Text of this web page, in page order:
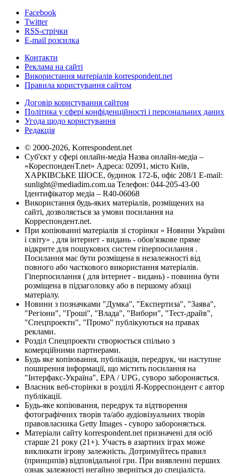
Facebook
Twitter
RSS-стрічки
E-mail розсилка
Контакти
Реклама на сайті
Використання матеріалів korrespondent.net
Правила користування сайтом
Договір користування сайтом
Політика у сфері конфіденційності і персональних даних
Угода щодо користування
Редакція
© 2000-2026, Korrespondent.net
Суб'єкт у сфері онлайн-медіа Назва онлайн-медіа –
«КореспонденТ.net» Адреса: 02091, місто Київ,
ХАРКІВСЬКЕ ШОСЕ, будинок 172-Б, офіс 208/1 E-mail:
sunlight@mediadim.com.ua Телефон: 044-205-43-00
Ідентифікатор медіа – R40-06068
Використання будь-яких матеріалів, розміщених на
сайті, дозволяється за умови посилання на
Корреспондент.net.
При копіюванні матеріалів зі сторінки « Новини України
і світу» , для інтернет - видань - обов'язкове пряме
відкрите для пошукових систем гіперпосилання .
Посилання має бути розміщена в незалежності від
повного або часткового використання матеріалів.
Гіперпосилання ( для інтернет - видань) - повинна бути
розміщена в підзаголовку або в першому абзаці
матеріалу.
Новини з позначками "Думка", "Експертиза", "Заява",
"Регіони", "Гроші", "Влада", "Вибори", "Тест-драйв",
"Спецпроекти", "Промо" публікуються на правах
реклами.
Розділ Спецпроекти створюється спільно з
комерційними партнерами.
Будь яке копіювання, публікація, передрук, чи наступне
поширення інформації, що містить посилання на
"Інтерфакс-Україна", EPA / UPG, суворо забороняється.
Власник веб-сторінки в розділі Я-Корреспондент є автор
публікації.
Будь-яке копіювання, передрук та відтворення
фотографічних творів та/або аудіовізуальних творів
правовласника Getty Images - суворо забороняється.
Матеріали сайту korrespondent.net призначені для осіб
старше 21 року (21+). Участь в азартних іграх може
викликати ігрову залежність. Дотримуйтесь правил
(принципів) відповідальної гри. При виявленні перших
ознак залежності негайно зверніться до спеціаліста.